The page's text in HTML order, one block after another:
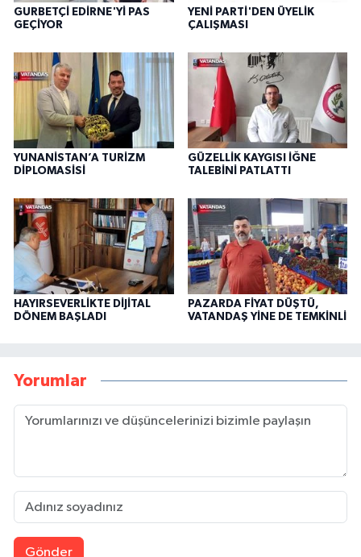
GURBETÇİ EDİRNE'Yİ PAS
GEÇİYOR
YENİ PARTİ'DEN ÜYELİK
ÇALIŞMASI
YUNANİSTAN’A TURİZM
DİPLOMASİSİ
GÜZELLİK KAYGISI İĞNE
TALEBİNİ PATLATTI
HAYIRSEVERLİKTE DİJİTAL
DÖNEM BAŞLADI
PAZARDA FİYAT DÜŞTÜ,
VATANDAŞ YİNE DE TEMKİNLİ
Yorumlar
Gönder